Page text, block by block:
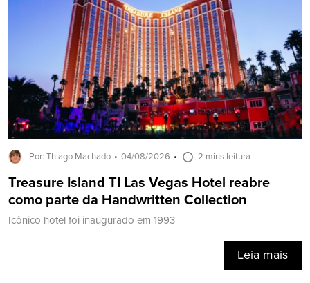
Por: Thiago Machado 04/08/2026 2 mins leitura
Treasure Island TI Las Vegas Hotel reabre
como parte da Handwritten Collection
Icônico hotel foi inaugurado em 1993
Leia mais